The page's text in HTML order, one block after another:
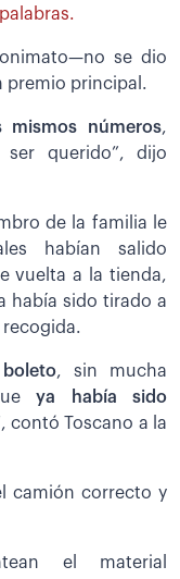
se dio
premio principal.
mismos números,
querido”, dijo
de la familia le
habían salido
vuelta a la tienda,
había sido tirado a
recogida.
, sin mucha
ya había sido
contó Toscano a la
camión correcto y
el material